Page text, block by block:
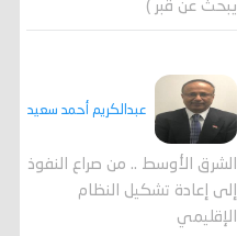
يبحث عن قبر )
عبدالكريم أحمد سعيد
الشرق الأوسط .. من صراع النفوذ
إلى إعادة تشكيل النظام
الإقليمي